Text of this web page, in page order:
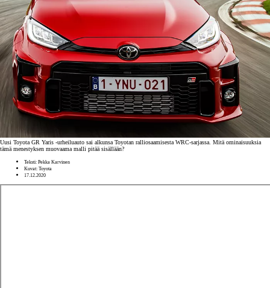
Uusi Toyota GR Yaris -urheiluauto sai alkunsa Toyotan ralliosaamisesta WRC-sarjassa. Mitä ominaisuuksia
tämä menestyksen muovaama malli pitää sisällään?
Teksti: Pekka Karvinen
Kuvat: Toyota
17.12.2020